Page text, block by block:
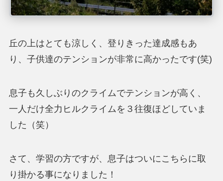
丘の上はとても涼しく、登りきった達成感もあ
り、子供達のテンションが非常に高かったです(笑)
息子も久しぶりのクライムでテンションが高く、
一人だけ全力ヒルクライムを３往復ほどしていま
した（笑）
さて、学習の方ですが、息子はついにこちらに取
り掛かる事になりました！